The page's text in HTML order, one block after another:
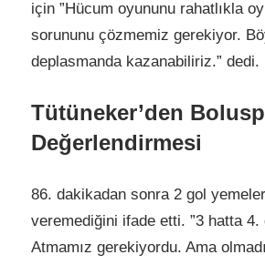
için ”Hücum oyununu rahatlıkla
sorununu çözmemiz gerekiyor.
deplasmanda kazanabiliriz.” dedi.
Tütüneker’den
Değerlendirmesi
86. dakikadan sonra 2 gol
veremediğini ifade etti. ”3 hatta
Atmamız gerekiyordu. Ama